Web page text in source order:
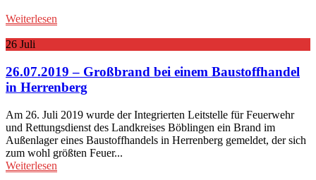
Weiterlesen
26 Juli
26.07.2019 – Großbrand bei einem Baustoffhandel
in Herrenberg
Am 26. Juli 2019 wurde der Integrierten Leitstelle für Feuerwehr
und Rettungsdienst des Landkreises Böblingen ein Brand im
Außenlager eines Baustoffhandels in Herrenberg gemeldet, der sich
zum wohl größten Feuer...
Weiterlesen